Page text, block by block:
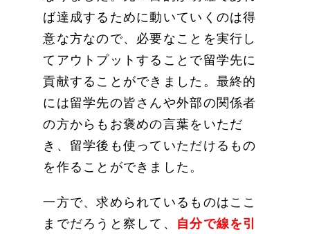
ば達成するために動いていくのは得
意な方なので、必要なことを実行し
てアウトプットすることで留学先に
貢献することができました。最終的
には留学先の皆さんや外部の関係者
の方からもお褒めの言葉をいただ
き、留学後も使っていただけるもの
を作ることができました。
一方で、求められているものはここ
までだろうと察して、 自分で線を引